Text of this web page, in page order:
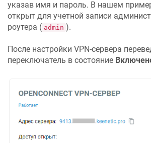
указав имя и пароль. В нашем
открыт для учетной записи
роутера ( admin ).
После настройки VPN-сервера
переключатель в состояние